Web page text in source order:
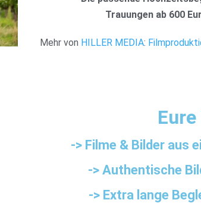
Trauungen ab 600
Mehr von HILLER MEDIA:
-> Filme & Bilder aus
-> Authentische
-> Extra lange